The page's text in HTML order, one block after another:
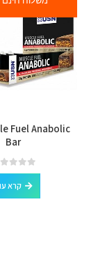
Fuel Anabolic
Bar
0
out of 5
קרא